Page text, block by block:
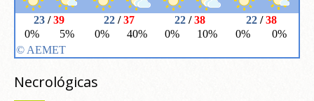
Necrológicas